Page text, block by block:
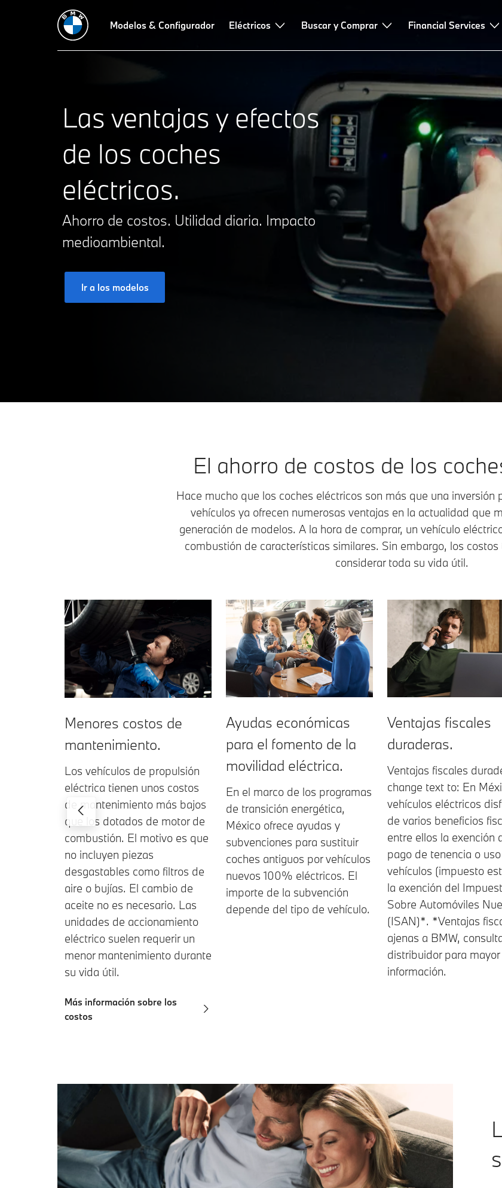
Modelos & Configurador Eléctricos Buscar y Comprar Financial Services
Las ventajas y efectos
de los coches
eléctricos.
Ahorro de costos. Utilidad diaria. Impacto
medioambiental.
Ir a los modelos
Uso diario Medio ambiente Modelos BMW Preguntas frecuentes
El ahorro de costos de los
Hace mucho que los coches eléctricos son más que una inversión
vehículos ya ofrecen numerosas ventajas en la actualidad que
generación de modelos. A la hora de comprar, un vehículo
combustión de características similares. Sin embargo, los
considerar toda su vida útil.
Menores costos de
mantenimiento.
Los vehículos de propulsión
eléctrica tienen unos costos
de mantenimiento más bajos
que los dotados de motor de
combustión. El motivo es que
no incluyen piezas
desgastables como filtros de
aire o bujías. El cambio de
aceite no es necesario. Las
unidades de accionamiento
eléctrico suelen requerir un
menor mantenimiento durante
su vida útil.
Más información sobre los
costos
Ayudas económicas
para el fomento de la
movilidad eléctrica.
En el marco de los programas
de transición energética,
México ofrece ayudas y
subvenciones para sustituir
coches antiguos por vehículos
nuevos 100% eléctricos. El
importe de la subvención
depende del tipo de vehículo.
Ventajas fiscales
duraderas.
Ventajas fiscales
change text to: En
vehículos eléctricos
de varios beneficios
entre ellos la exención
pago de tenencia o
vehículos (impuesto
la exención del
Sobre Automóviles
(ISAN)*. *Ventajas
ajenas a BMW,
distribuidor para mayor
información.